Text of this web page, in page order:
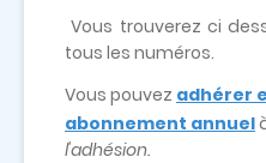
Vous trouverez ci
tous les numéros.
Vous pouvez adhérer
abonnement annuel
l'adhésion.